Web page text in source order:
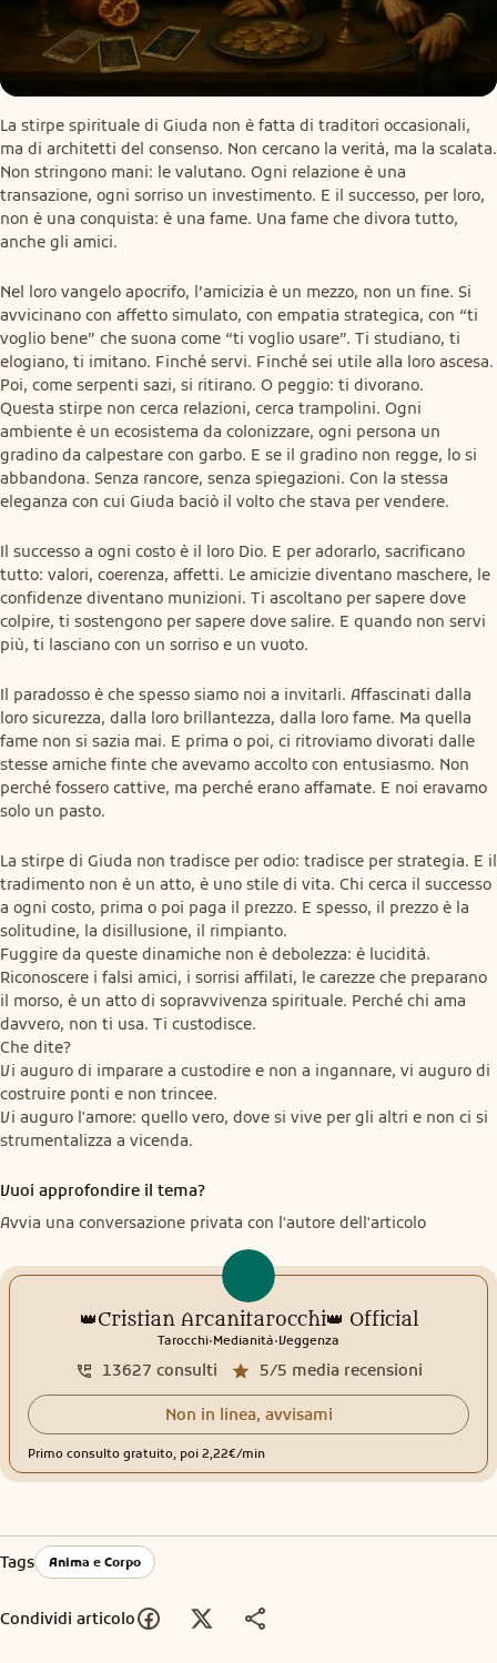
La stirpe spirituale di Giuda non è fatta di traditori occasionali,
ma di architetti del consenso. Non cercano la verità, ma la scalata.
Non stringono mani: le valutano. Ogni relazione è una
transazione, ogni sorriso un investimento. E il successo, per loro,
non è una conquista: è una fame. Una fame che divora tutto,
anche gli amici.
Nel loro vangelo apocrifo, l’amicizia è un mezzo, non un fine. Si
avvicinano con affetto simulato, con empatia strategica, con “ti
voglio bene” che suona come “ti voglio usare”. Ti studiano, ti
elogiano, ti imitano. Finché servi. Finché sei utile alla loro ascesa.
Poi, come serpenti sazi, si ritirano. O peggio: ti divorano.
Questa stirpe non cerca relazioni, cerca trampolini. Ogni
ambiente è un ecosistema da colonizzare, ogni persona un
gradino da calpestare con garbo. E se il gradino non regge, lo si
abbandona. Senza rancore, senza spiegazioni. Con la stessa
eleganza con cui Giuda baciò il volto che stava per vendere.
Il successo a ogni costo è il loro Dio. E per adorarlo, sacrificano
tutto: valori, coerenza, affetti. Le amicizie diventano maschere, le
confidenze diventano munizioni. Ti ascoltano per sapere dove
colpire, ti sostengono per sapere dove salire. E quando non servi
più, ti lasciano con un sorriso e un vuoto.
Il paradosso è che spesso siamo noi a invitarli. Affascinati dalla
loro sicurezza, dalla loro brillantezza, dalla loro fame. Ma quella
fame non si sazia mai. E prima o poi, ci ritroviamo divorati dalle
stesse amiche finte che avevamo accolto con entusiasmo. Non
perché fossero cattive, ma perché erano affamate. E noi eravamo
solo un pasto.
La stirpe di Giuda non tradisce per odio: tradisce per strategia. E il
tradimento non è un atto, è uno stile di vita. Chi cerca il successo
a ogni costo, prima o poi paga il prezzo. E spesso, il prezzo è la
solitudine, la disillusione, il rimpianto.
Fuggire da queste dinamiche non è debolezza: è lucidità.
Riconoscere i falsi amici, i sorrisi affilati, le carezze che preparano
il morso, è un atto di sopravvivenza spirituale. Perché chi ama
davvero, non ti usa. Ti custodisce.
Che dite?
Vi auguro di imparare a custodire e non a ingannare, vi auguro di
costruire ponti e non trincee.
Vi auguro l'amore: quello vero, dove si vive per gli altri e non ci si
strumentalizza a vicenda.
Vuoi approfondire il tema?
Avvia una conversazione privata con l'autore dell'articolo
👑Cristian Arcanitarocchi👑 Official
Tarocchi.Medianità.Veggenza
5/5 media recensioni
13627 consulti
Non in linea, avvisami
Primo consulto gratuito, poi 2,22€/min
Tags Anima e Corpo
Condividi articolo